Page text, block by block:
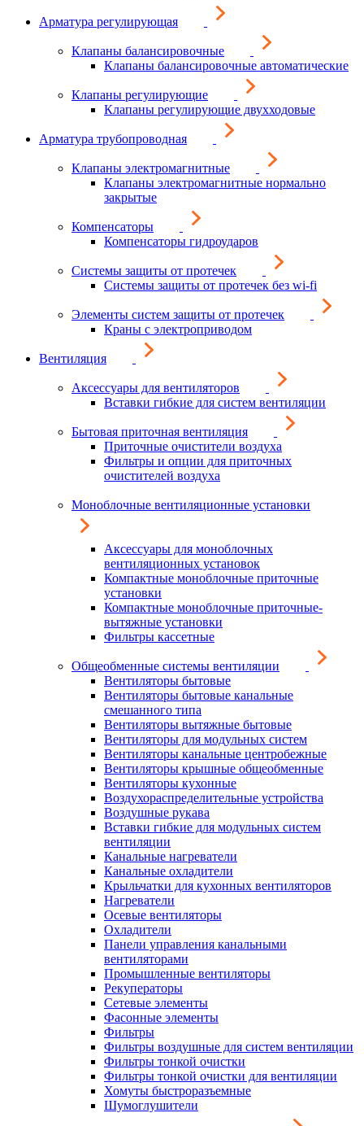
Арматура регулирующая
Клапаны балансировочные
Клапаны балансировочные автоматические
Клапаны регулирующие
Клапаны регулирующие двухходовые
Арматура трубопроводная
Клапаны электромагнитные
Клапаны электромагнитные нормально
закрытые
Компенсаторы
Компенсаторы гидроударов
Системы защиты от протечек
Системы защиты от протечек без wi-fi
Элементы систем защиты от протечек
Краны с электроприводом
Вентиляция
Аксессуары для вентиляторов
Вставки гибкие для систем вентиляции
Бытовая приточная вентиляция
Приточные очистители воздуха
Фильтры и опции для приточных
очистителей воздуха
Моноблочные вентиляционные установки
Аксессуары для моноблочных
вентиляционных установок
Компактные моноблочные приточные
установки
Компактные моноблочные приточные-
вытяжные установки
Фильтры кассетные
Общеобменные системы вентиляции
Вентиляторы бытовые
Вентиляторы бытовые канальные
смешанного типа
Вентиляторы вытяжные бытовые
Вентиляторы для модульных систем
Вентиляторы канальные центробежные
Вентиляторы крышные общеобменные
Вентиляторы кухонные
Воздухораспределительные устройства
Воздушные рукава
Вставки гибкие для модульных систем
вентиляции
Канальные нагреватели
Канальные охладители
Крыльчатки для кухонных вентиляторов
Нагреватели
Осевые вентиляторы
Охладители
Панели управления канальными
вентиляторами
Промышленные вентиляторы
Рекуператоры
Сетевые элементы
Фасонные элементы
Фильтры
Фильтры воздушные для систем вентиляции
Фильтры тонкой очистки
Фильтры тонкой очистки для вентиляции
Хомуты быстроразъемные
Шумоглушители